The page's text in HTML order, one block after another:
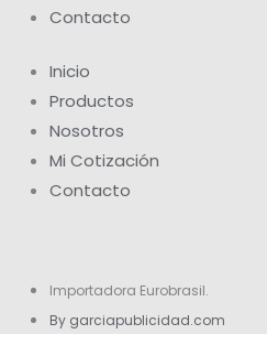
Contacto
Inicio
Productos
Nosotros
Mi Cotización
Contacto
Importadora Eurobrasil.
By garciapublicidad.com